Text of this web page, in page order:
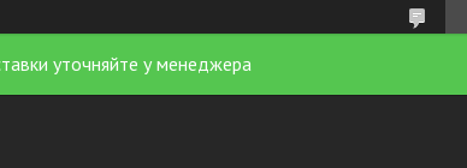
уточняйте у менеджера